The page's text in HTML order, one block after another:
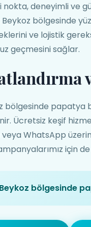
nokta, deneyimli ve
bölgesinde
ve lojistik
geçmesini sağlar.
bölgesinde papatya
Ücretsiz keşif
veya WhatsApp
için
bölgesinde